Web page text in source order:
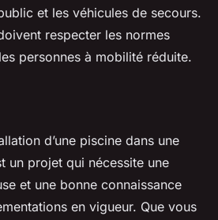
et les véhicules de secours.
respecter les normes
personnes à mobilité réduite.
d’une piscine dans une
un projet qui nécessite une
et une bonne connaissance
en vigueur. Que vous